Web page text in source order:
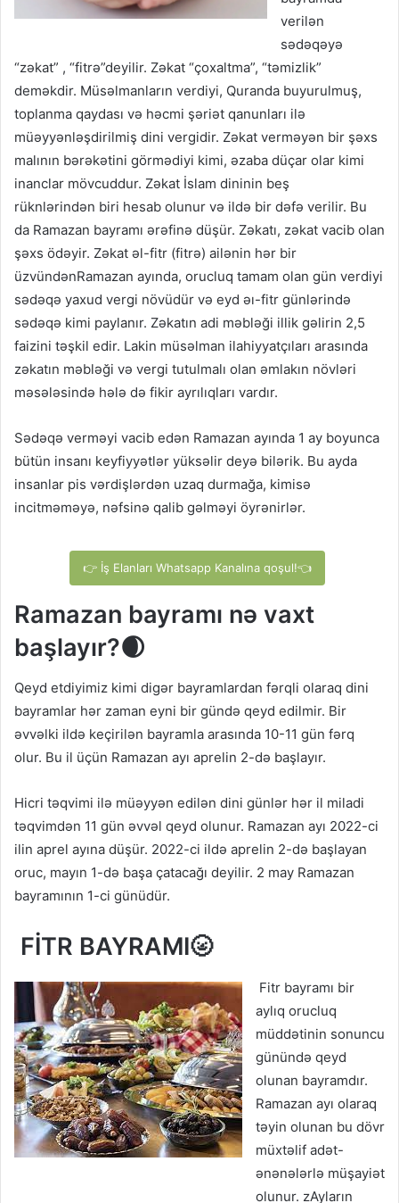
verilən
sədəqəyə
“zəkat” , “fitrə”deyilir. Zəkat “çoxaltma”, “təmizlik”
deməkdir. Müsəlmanların verdiyi, Quranda buyurulmuş,
toplanma qaydası və həcmi şəriət qanunları ilə
müəyyənləşdirilmiş dini vergidir. Zəkat verməyən bir şəxs
malının bərəkətini görmədiyi kimi, əzaba düçar olar kimi
inanclar mövcuddur. Zəkat İslam dininin beş
rüknlərindən biri hesab olunur və ildə bir dəfə verilir. Bu
da Ramazan bayramı ərəfinə düşür. Zəkatı, zəkat vacib olan
şəxs ödəyir. Zəkat əl-fitr (fitrə) ailənin hər bir
üzvündənRamazan ayında, orucluq tamam olan gün verdiyi
sədəqə yaxud vergi növüdür və eyd əı-fitr günlərində
sədəqə kimi paylanır. Zəkatın adi məbləği illik gəlirin 2,5
faizini təşkil edir. Lakin müsəlman ilahiyyatçıları arasında
zəkatın məbləği və vergi tutulmalı olan əmlakın növləri
məsələsində hələ də fikir ayrılıqları vardır.
Sədəqə verməyi vacib edən Ramazan ayında 1 ay boyunca
bütün insanı keyfiyyətlər yüksəlir deyə bilərik. Bu ayda
insanlar pis vərdişlərdən uzaq durmağa, kimisə
incitməməyə, nəfsinə qalib gəlməyi öyrənirlər.
👉 İş Elanları Whatsapp Kanalına qoşul!👈
Ramazan bayramı nə vaxt
başlayır?🌒
Qeyd etdiyimiz kimi digər bayramlardan fərqli olaraq dini
bayramlar hər zaman eyni bir gündə qeyd edilmir. Bir
əvvəlki ildə keçirilən bayramla arasında 10-11 gün fərq
olur. Bu il üçün Ramazan ayı aprelin 2-də başlayır.
Hicri təqvimi ilə müəyyən edilən dini günlər hər il miladi
təqvimdən 11 gün əvvəl qeyd olunur. Ramazan ayı 2022-ci
ilin aprel ayına düşür. 2022-ci ildə aprelin 2-də başlayan
oruc, mayın 1-də başa çatacağı deyilir. 2 may Ramazan
bayramının 1-ci günüdür.
FİTR BAYRAMI🌝
Fitr bayramı bir
aylıq orucluq
müddətinin sonuncu
günündə qeyd
olunan bayramdır.
Ramazan ayı olaraq
təyin olunan bu dövr
müxtəlif adət-
ənənələrlə müşayiət
olunur. zAyların